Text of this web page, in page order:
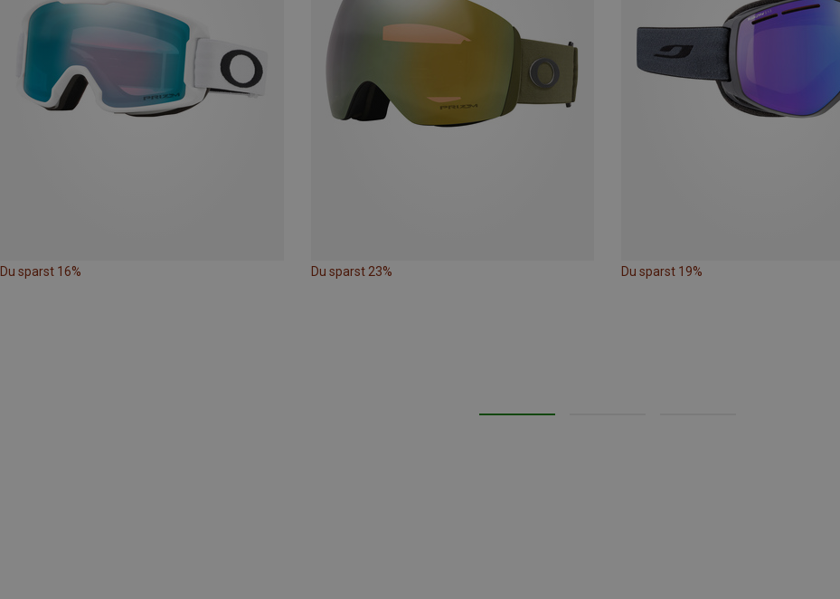
Du sparst 16% Du sparst 23% Du sparst 19%